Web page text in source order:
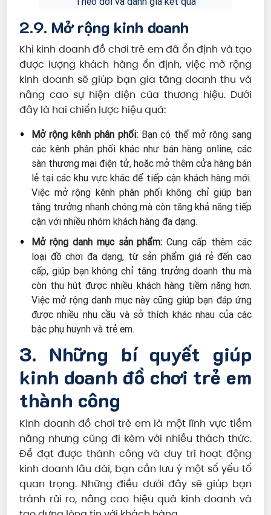
2.9. Mở rộng kinh doanh
Khi kinh doanh đồ chơi trẻ em đã ổn định và tạo
được lượng khách hàng ổn định, việc mở rộng
kinh doanh sẽ giúp bạn gia tăng doanh thu và
nâng cao sự hiện diện của thương hiệu. Dưới
đây là hai chiến lược hiệu quả:
Mở rộng kênh phân phối:Bạn có thể mở rộng sang
các kênh phân phối khác như bán hàng online, các
sàn thương mại điện tử, hoặc mở thêm cửa hàng bán
lẻ tại các khu vực khác để tiếp cận khách hàng mới.
Việc mở rộng kênh phân phối không chỉ giúp bạn
tăng trưởng nhanh chóng mà còn tăng khả năng tiếp
cận với nhiều nhóm khách hàng đa dạng.
Mở rộng danh mục sản phẩm: Cung cấp thêm các
loại đồ chơi đa dạng, từ sản phẩm giá rẻ đến cao
cấp, giúp bạn không chỉ tăng trưởng doanh thu mà
còn thu hút được nhiều khách hàng tiềm năng hơn.
Việc mở rộng danh mục này cũng giúp bạn đáp ứng
được nhiều nhu cầu và sở thích khác nhau của các
bậc phụ huynh và trẻ em.
3. Những bí quyết giúp
kinh doanh đồ chơi trẻ em
thành công
Kinh doanh đồ chơi trẻ em là một lĩnh vực tiềm
năng nhưng cũng đi kèm với nhiều thách thức.
Để đạt được thành công và duy trì hoạt động
kinh doanh lâu dài, bạn cần lưu ý một số yếu tố
quan trọng. Những điều dưới đây sẽ giúp bạn
tránh rủi ro, nâng cao hiệu quả kinh doanh và